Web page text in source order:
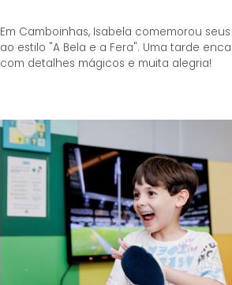
Em Camboinhas, Isabela comemorou
ao estilo "A Bela e a Fera". Uma tarde
com detalhes mágicos e muita alegria!